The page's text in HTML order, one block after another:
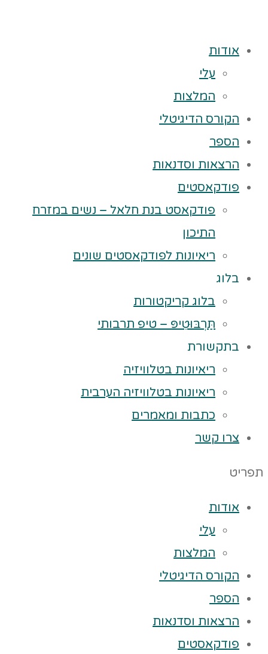
אודות
עלי
המלצות
הקורס הדיגיטלי
הספר
הרצאות וסדנאות
פודקאסטים
פודקאסט בנת חלאל – נשים במזרח
התיכון
ריאיונות לפודקאסטים שונים
בלוג
בלוג קריקטורות
תַּרְבּוּטִיפּ – טיפ תרבותי
בתקשורת
ריאיונות בטלוויזיה
ריאיונות בטלוויזיה הערבית
כתבות ומאמרים
צרו קשר
תפריט
אודות
עלי
המלצות
הקורס הדיגיטלי
הספר
הרצאות וסדנאות
פודקאסטים